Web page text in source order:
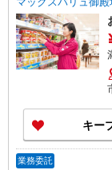
キー
業務委託